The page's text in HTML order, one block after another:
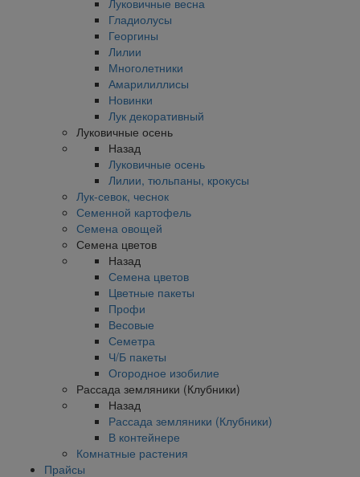
Луковичные весна
Гладиолусы
Георгины
Лилии
Многолетники
Амарилиллисы
Новинки
Лук декоративный
Луковичные осень
Назад
Луковичные осень
Лилии, тюльпаны, крокусы
Лук-севок, чеснок
Семенной картофель
Семена овощей
Семена цветов
Назад
Семена цветов
Цветные пакеты
Профи
Весовые
Семетра
Ч/Б пакеты
Огородное изобилие
Рассада земляники (Клубники)
Назад
Рассада земляники (Клубники)
В контейнере
Комнатные растения
Прайсы